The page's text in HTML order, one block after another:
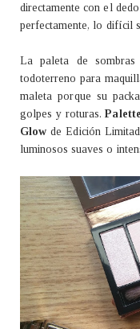
directamente con el
perfectamente, lo difícil
La paleta de
todoterreno para
maleta porque su
golpes y roturas.
Glowde Edición
luminosos suaves o